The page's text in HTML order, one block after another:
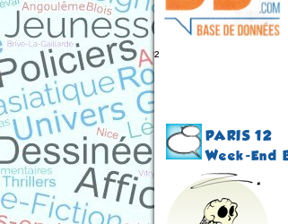
²
PARIS 12
Week-End